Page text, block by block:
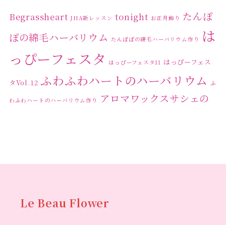
Begrassheart JHA新レッスン tonight お正月飾り たんぽ
ぽの綿毛ハーバリウム たんぽぽの綿毛ハーバリウム作り
は
っぴーフェスタ
はっぴーフェスタ11 はっぴーフェス
タVol.12 ふわふわハートのハーバリウム ふ
わふわハートのハーバリウム作り
アロマワックスサシェの
リウムレッスン
Le Beau Flower